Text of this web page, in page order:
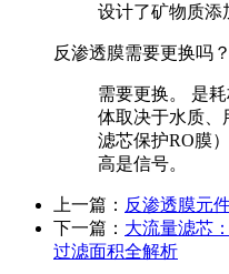
设计了矿物质添
反渗透膜需要更换吗
需要更换。
是
体取决于水质、
滤芯保护RO膜
高是信号。
上一篇： 反渗透膜元
下一篇： 大流量滤芯
过滤面积全解析